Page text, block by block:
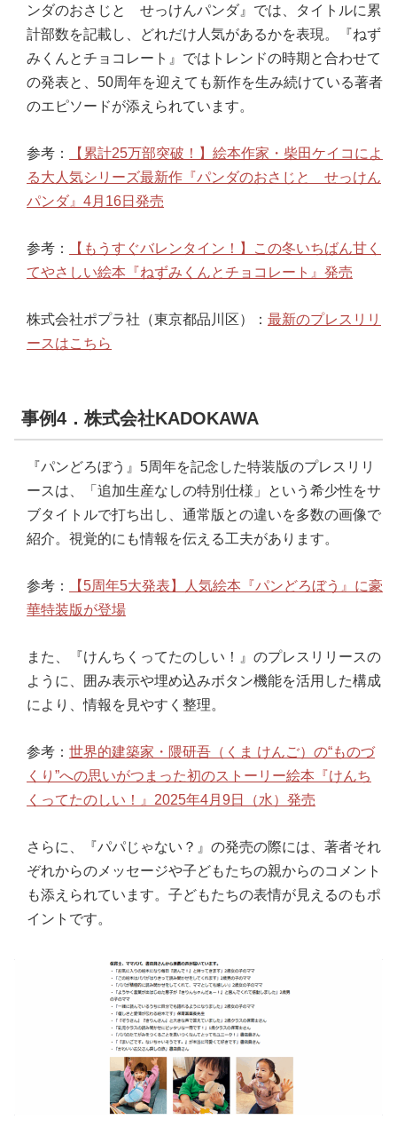
ンダのおさじと せっけんパンダ』では、タイトルに累
計部数を記載し、どれだけ人気があるかを表現。『ねず
みくんとチョコレート』ではトレンドの時期と合わせて
の発表と、50周年を迎えても新作を生み続けている著者
のエピソードが添えられています。
参考：
【累計25万部突破！】絵本作家・柴田ケイコによ
る大人気シリーズ最新作『パンダのおさじと せっけん
パンダ』4月16日発売
参考：
【もうすぐバレンタイン！】この冬いちばん甘く
てやさしい絵本『ねずみくんとチョコレート』発売
株式会社ポプラ社（東京都品川区）： 最新のプレスリリ
ースはこちら
事例4．株式会社KADOKAWA
『パンどろぼう』5周年を記念した特装版のプレスリリ
ースは、「追加生産なしの特別仕様」という希少性をサ
ブタイトルで打ち出し、通常版との違いを多数の画像で
紹介。視覚的にも情報を伝える工夫があります。
参考：
【5周年5大発表】人気絵本『パンどろぼう』に豪
華特装版が登場
また、『けんちくってたのしい！』のプレスリリースの
ように、囲み表示や埋め込みボタン機能を活用した構成
により、情報を見やすく整理。
参考： 世界的建築家・隈研吾（くま けんご）の“ものづ
くり”への思いがつまった初のストーリー絵本『けんち
くってたのしい！』2025年4月9日（水）発売
さらに、『パパじゃない？』の発売の際には、著者それ
ぞれからのメッセージや子どもたちの親からのコメント
も添えられています。子どもたちの表情が見えるのもポ
イントです。